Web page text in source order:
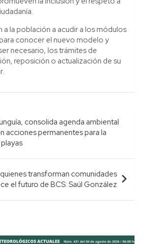
a la población a acudir a los módulos
conocer el nuevo modelo y
necesario, los trámites de
reposición o actualización de su
consolida agenda ambiental
acciones permanentes para la
transforman comunidades
el futuro de BCS: Saúl González